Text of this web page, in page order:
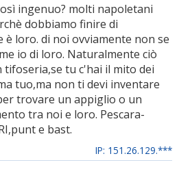
ingenuo? molti napoletani
dobbiamo finire di
loro. di noi ovviamente non se
io di loro. Naturalmente ciò
tu c'hai il mito dei
tuo,ma non ti devi inventare
trovare un appiglio o un
tra noi e loro. Pescara-
e bast.
IP: 151.26.129.***